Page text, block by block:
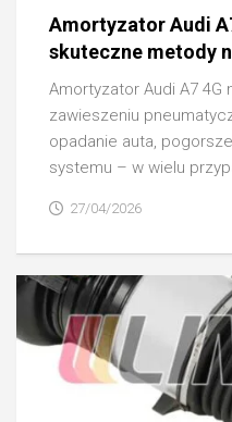
Amortyzator Audi
skuteczne metody
Amortyzator Audi A7
zawieszeniu
opadanie auta,
systemu – w wielu
27/04/2026